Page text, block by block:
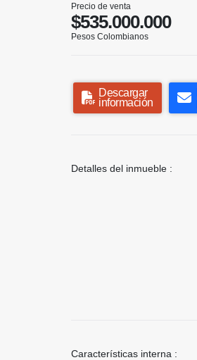
Precio de venta
$535.000.000
Pesos Colombianos
Descargar
información
Detalles del inmueble :
Características interna :